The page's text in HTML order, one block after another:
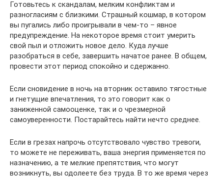
Готовьтесь к скандалам, мелким конфликтам и
разногласиям с близкими. Страшный кошмар, в котором
вы пугались либо проигрывали в чем-то – явное
предупреждение. На некоторое время стоит умерить
свой пыл и отложить новое дело. Куда лучше
разобраться в себе, завершить начатое ранее. В общем,
провести этот период спокойно и сдержанно.
Если сновидение в ночь на вторник оставило тягостные
и гнетущие впечатления, то это говорит как о
заниженной самооценке, так и о чрезмерной
самоуверенности. Постарайтесь найти нечто среднее.
Если в грезах напрочь отсутствовало чувство тревоги,
то можете не переживать, ваша энергия применяется по
назначению, а те мелкие препятствия, что могут
возникнуть, вы одолеете без труда. В то же время через